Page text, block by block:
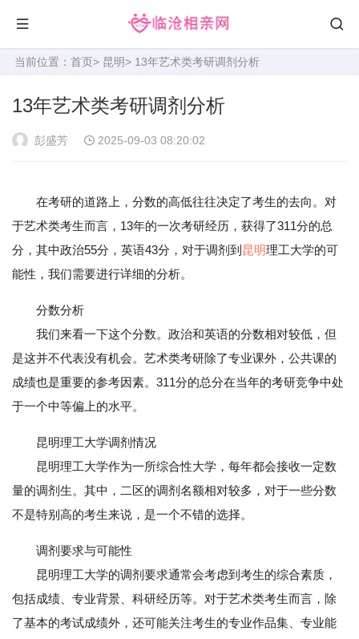
当前位置： 首页> 昆明> 13年艺术类考研调剂分析
13年艺术类考研调剂分析
彭盛芳 2025-09-03 08:20:02
在考研的道路上，分数的高低往往决定了考生的去向。对
于艺术类考生而言，13年的一次考研经历，获得了311分的总
分，其中政治55分，英语43分，对于调剂到 昆明理工大学的可
能性，我们需要进行详细的分析。
分数分析
我们来看一下这个分数。政治和英语的分数相对较低，但
是这并不代表没有机会。艺术类考研除了专业课外，公共课的
成绩也是重要的参考因素。311分的总分在当年的考研竞争中处
于一个中等偏上的水平。
昆明理工大学调剂情况
昆明理工大学作为一所综合性大学，每年都会接收一定数
量的调剂生。其中，二区的调剂名额相对较多，对于一些分数
不是特别高的考生来说，是一个不错的选择。
调剂要求与可能性
昆明理工大学的调剂要求通常会考虑到考生的综合素质，
包括成绩、专业背景、科研经历等。对于艺术类考生而言，除
了基本的考试成绩外，还可能关注考生的专业作品集、专业能